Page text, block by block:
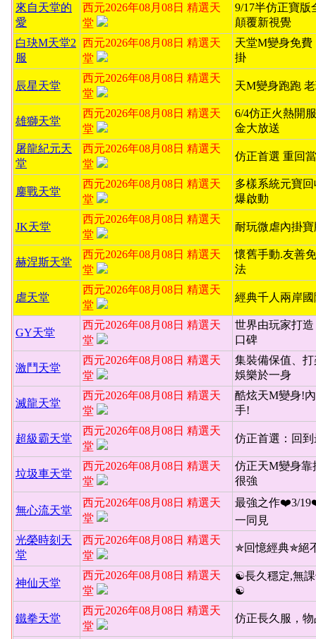
來自天堂的
愛
西元2026年08月08日 精選天
堂
9/17半仿正寶版
顛覆新視覺
白玦M天堂2
服
西元2026年08月08日 精選天
堂
天堂M變身免費
掛
辰星天堂
西元2026年08月08日 精選天
堂
天M變身跑跑
雄獅天堂
西元2026年08月08日 精選天
堂
6/4仿正火熱開
金大放送
屠龍紀元天
堂
西元2026年08月08日 精選天
堂
仿正首選 重回
鏖戰天堂
西元2026年08月08日 精選天
堂
多樣系統元寶
爆啟動
JK天堂
西元2026年08月08日 精選天
堂
耐玩微虐內掛
赫涅斯天堂
西元2026年08月08日 精選天
堂
懷舊手動.友善
法
虐天堂
西元2026年08月08日 精選天
堂
經典千人兩岸
GY天堂
西元2026年08月08日 精選天
堂
世界由玩家打
口碑
激鬥天堂
西元2026年08月08日 精選天
堂
集裝備保值、
娛樂於一身
滅龍天堂
西元2026年08月08日 精選天
堂
酷炫天M變身!
手!
超級霸天堂
西元2026年08月08日 精選天
堂
仿正首選：回
垃圾車天堂
西元2026年08月08日 精選天
堂
仿正天M變身靠
很強
無心流天堂
西元2026年08月08日 精選天
堂
最強之作❤️3/
一同見
光榮時刻天
堂
西元2026年08月08日 精選天
堂
✯回憶經典✯絕
神仙天堂
西元2026年08月08日 精選天
堂
☯長久穩定,無
☯
鐵拳天堂
西元2026年08月08日 精選天
堂
仿正長久服，